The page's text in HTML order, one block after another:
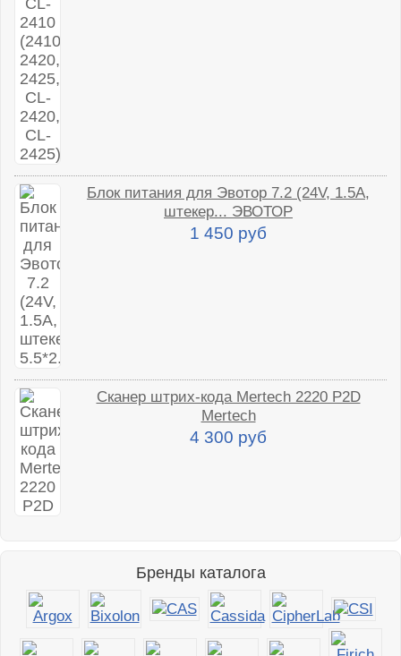
Блок питания для Эвотор 7.2 (24V, 1.5A,
штекер... ЭВОТОР
1 450 руб
Сканер штрих-кода Mertech 2220 P2D
Mertech
4 300 руб
Бренды каталога